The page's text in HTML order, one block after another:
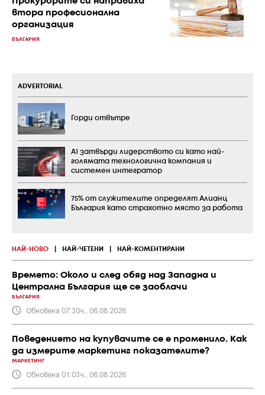
втора професионална
организация
БЪЛГАРИЯ
НАЙ-НОВО НАЙ-ЧЕТЕНИ НАЙ-КОМЕНТИРАНИ
Времето: Около и след обяд над Западна и
Централна България ще се заоблачи
БЪЛГАРИЯ
Обновена 07:30ч., 06.08.2026
Поведението на купувачите се е променило. Как
да измерите маркетинг показателите?
МАРКЕТИНГ
Обновена 01:03ч., 06.08.2026
ADVERTORIAL
Горди отвътре
А1 затвърди лидерството си като най-
голямата технологична компания и
системен интегратор
75% от служителите определят Алианц
България като страхотно място за работа